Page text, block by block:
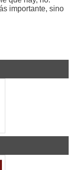
importante, sino